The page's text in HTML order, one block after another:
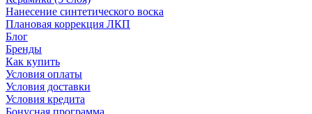
Нанесение синтетического воска
Плановая коррекция ЛКП
Блог
Бренды
Как купить
Условия оплаты
Условия доставки
Условия кредита
Бонусная программа